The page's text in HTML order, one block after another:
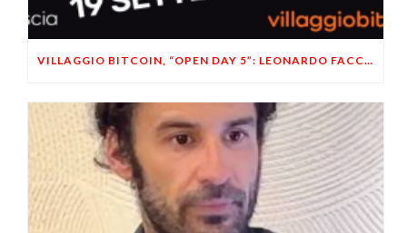
VILLAGGIO BITCOIN, “OPEN DAY 5”: LEONARDO FACCO OSPITE A BRESCIA